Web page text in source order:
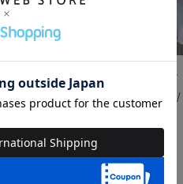
PARTY
/ 150cm / 着用サイズ
ROYAL PARTY
優花 / 150cm
FREE
店舗STAFF